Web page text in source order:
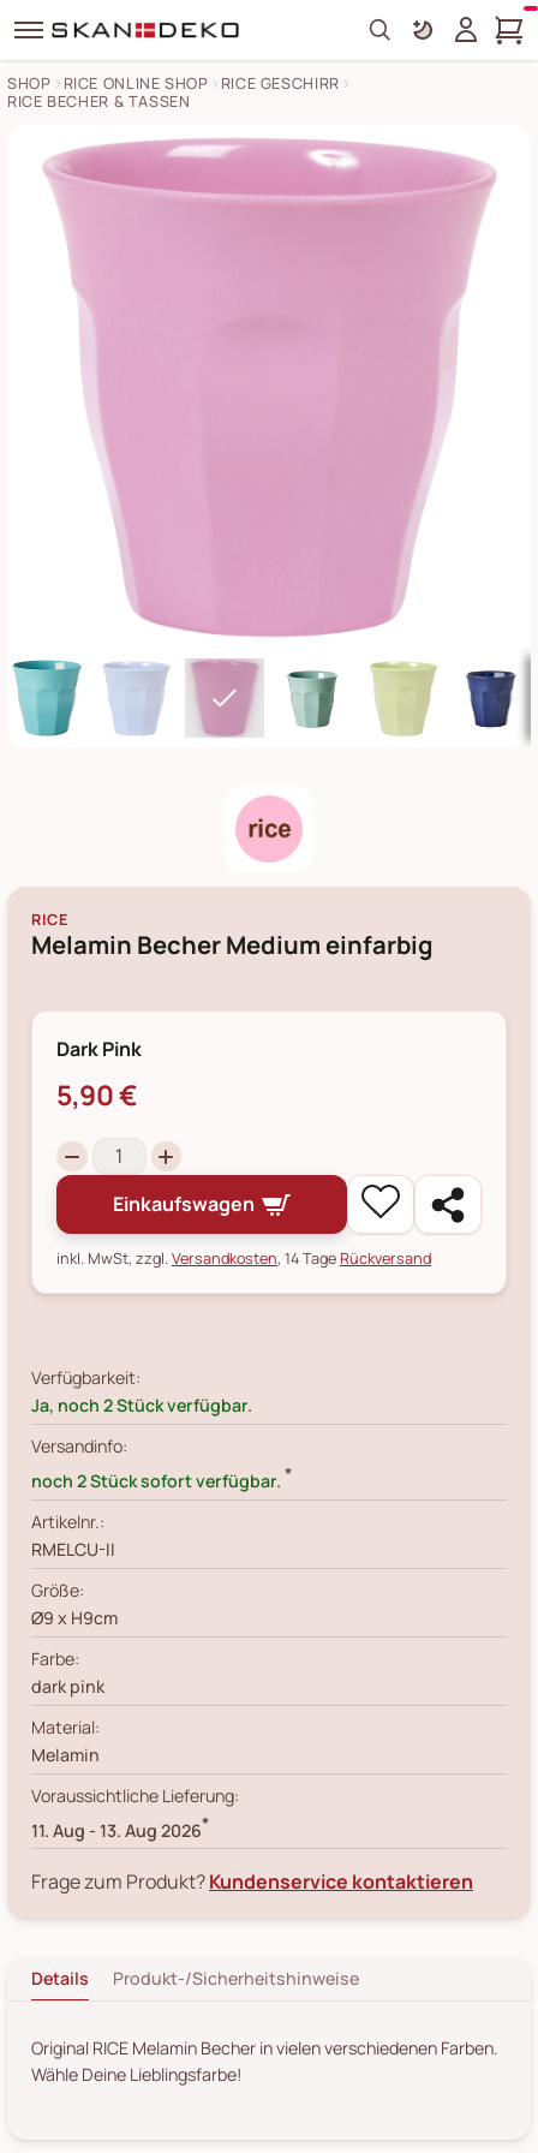
Search
SHOP RICE ONLINE SHOP
RICE GESCHIRR
RICE BECHER & TASSEN
RICE Melamin Becher Medium einfarbig Bilder
RICE
Melamin Becher Medium einfarbig
Dark Pink
5,90 €
Einkaufswagen
inkl. MwSt, zzgl.Versandkosten, 14 TageRückversand
Verfügbarkeit:
Ja, noch 2 Stück verfügbar.
Versandinfo:
noch 2 Stück sofort verfügbar. *
Artikelnr.:
RMELCU-II
Größe:
Ø9 x H9cm
Farbe:
dark pink
Material:
Melamin
Voraussichtliche Lieferung:
11. Aug - 13. Aug 2026*
Frage zum Produkt?Kundenservice kontaktieren
Details Produkt-/Sicherheitshinweise
Original RICE Melamin Becher in vielen verschiedenen Farben.
Wähle Deine Lieblingsfarbe!